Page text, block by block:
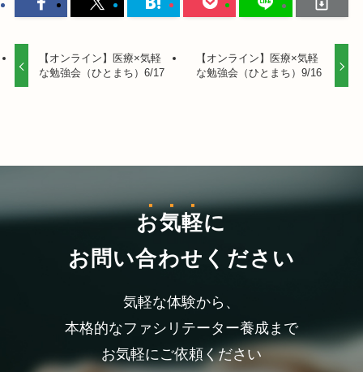
【オンライン】医療×気軽
な勉強会（ひとまち）6/17
【オンライン】医療×気軽
な勉強会（ひとまち）9/16
お気軽に
お問い合わせください
気軽な体験から、
本格的なファシリテーター養成まで
お気軽にご依頼ください